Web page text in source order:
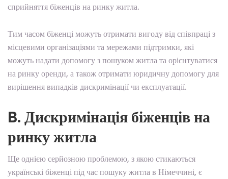
сприйняття біженців на ринку житла.
Тим часом біженці можуть отримати вигоду від співпраці з
місцевими організаціями та мережами підтримки, які
можуть надати допомогу з пошуком житла та орієнтуватися
на ринку оренди, а також отримати юридичну допомогу для
вирішення випадків дискримінації чи експлуатації.
B. Дискримінація біженців на
ринку житла
Ще однією серйозною проблемою, з якою стикаються
українські біженці під час пошуку житла в Німеччині, є